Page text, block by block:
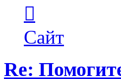
пользователя
Shadow
Сайт
Re: